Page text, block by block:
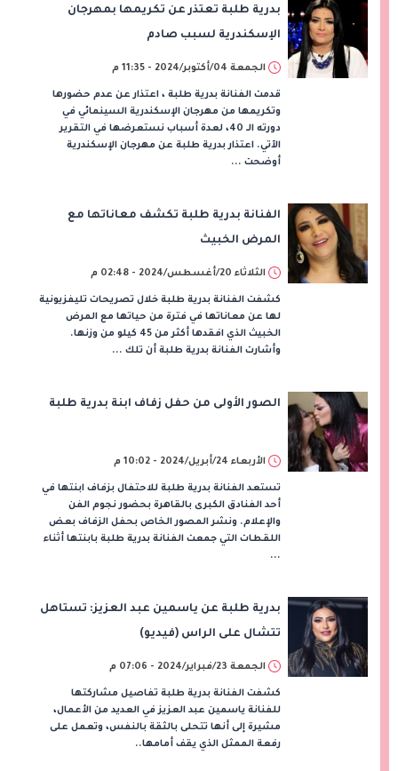
بدرية طلبة تعتذر عن تكريمها بمهرجان
الإسكندرية لسبب صادم
الجمعة 04/أكتوبر/2024 - 11:35 م
قدمت الفنانة بدرية طلبة ، اعتذار عن عدم حضورها
وتكريمها من مهرجان الإسكندرية السينمائي في
دورته الـ 40، لعدة أسباب نستعرضها في التقرير
الآتي. اعتذار بدرية طلبة عن مهرجان الإسكندرية
أوضحت ...
الفنانة بدرية طلبة تكشف معاناتها مع
المرض الخبيث
الثلاثاء 20/أغسطس/2024 - 02:48 م
كشفت الفنانة بدرية طلبة خلال تصريحات تليفزيونية
لها عن معاناتها في فترة من حياتها مع المرض
الخبيث الذي افقدها أكثر من 45 كيلو من وزنها.
وأشارت الفنانة بدرية طلبة أن تلك ...
الصور الأولى من حفل زفاف ابنة بدرية طلبة
الأربعاء 24/أبريل/2024 - 10:02 م
تستعد الفنانة بدرية طلبة للاحتفال بزفاف ابنتها في
أحد الفنادق الكبرى بالقاهرة بحضور نجوم الفن
والإعلام. ونشر المصور الخاص بحفل الزفاف بعض
اللقطات التي جمعت الفنانة بدرية طلبة بابنتها أثناء
...
بدرية طلبة عن ياسمين عبد العزيز: تستاهل
تتشال على الراس (فيديو)
الجمعة 23/فبراير/2024 - 07:06 م
كشفت الفنانة بدرية طلبة تفاصيل مشاركتها
للفنانة ياسمين عبد العزيز في العديد من الأعمال،
مشيرة إلى أنها تتحلى بالثقة بالنفس، وتعمل على
رفعة الممثل الذي يقف أمامها..